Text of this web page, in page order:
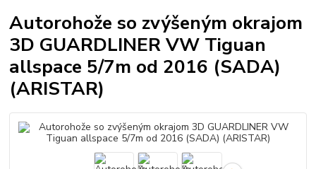
Autorohože so zvýšeným okrajom
3D GUARDLINER VW Tiguan
allspace 5/7m od 2016 (SADA)
(ARISTAR)